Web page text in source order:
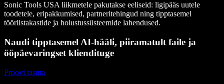
Sonic Tools USA liikmetele pakutakse eeliseid: ligipääs uutele
toodetele, eripakkumised, partneritehingud ning tipptasemel
tööriistakastide ja hoiustussüsteemide lahendused.
Naudi tipptasemel AI-hääli, piiramatult faile ja
ööpäevaringset kliendituge
Proovi tasuta